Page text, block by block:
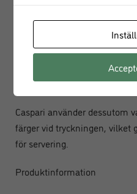
Hållbara Papperstallrikar i
Tallrikarna är tillverkade i
som håller formen även vid
designade för att tåla både
eller gå sönder.
Caspari använder dessutom
färger vid tryckningen, vilket
för servering.
Produktinformation